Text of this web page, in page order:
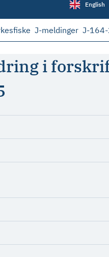
English
J-meldinger J-
i